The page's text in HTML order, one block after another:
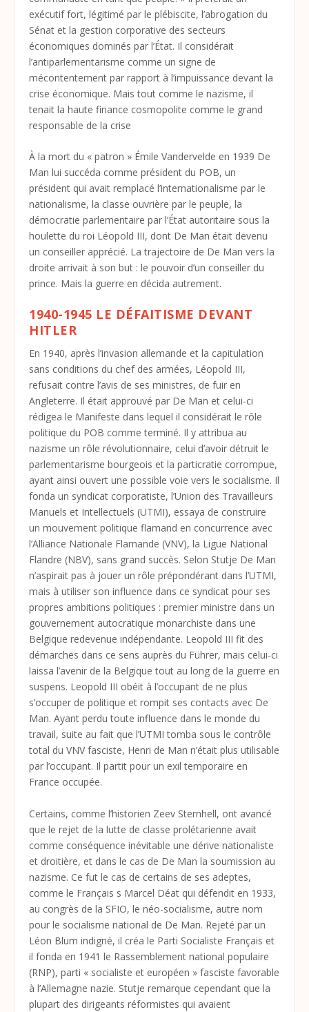
exécutif fort, légitimé par le plébiscite, l’abrogation du
Sénat et la gestion corporative des secteurs
économiques dominés par l’État. Il considérait
l’antiparlementarisme comme un signe de
mécontentement par rapport à l’impuissance devant la
crise économique. Mais tout comme le nazisme, il
tenait la haute finance cosmopolite comme le grand
responsable de la crise
À la mort du « patron » Émile Vandervelde en 1939 De
Man lui succéda comme président du POB, un
président qui avait remplacé l’internationalisme par le
nationalisme, la classe ouvrière par le peuple, la
démocratie parlementaire par l’État autoritaire sous la
houlette du roi Léopold III, dont De Man était devenu
un conseiller apprécié. La trajectoire de De Man vers la
droite arrivait à son but : le pouvoir d’un conseiller du
prince. Mais la guerre en décida autrement.
1940-1945 LE DÉFAITISME DEVANT
HITLER
En 1940, après l’invasion allemande et la capitulation
sans conditions du chef des armées, Léopold III,
refusait contre l’avis de ses ministres, de fuir en
Angleterre. Il était approuvé par De Man et celui-ci
rédigea le Manifeste dans lequel il considérait le rôle
politique du POB comme terminé. Il y attribua au
nazisme un rôle révolutionnaire, celui d’avoir détruit le
parlementarisme bourgeois et la particratie corrompue,
ayant ainsi ouvert une possible voie vers le socialisme. Il
fonda un syndicat corporatiste, l’Union des Travailleurs
Manuels et Intellectuels (UTMI), essaya de construire
un mouvement politique flamand en concurrence avec
l’Alliance Nationale Flamande (VNV), la Ligue National
Flandre (NBV), sans grand succès. Selon Stutje De Man
n’aspirait pas à jouer un rôle prépondérant dans l’UTMI,
mais à utiliser son influence dans ce syndicat pour ses
propres ambitions politiques : premier ministre dans un
gouvernement autocratique monarchiste dans une
Belgique redevenue indépendante. Leopold III fit des
démarches dans ce sens auprès du Führer, mais celui-ci
laissa l’avenir de la Belgique tout au long de la guerre en
suspens. Leopold III obéit à l’occupant de ne plus
s’occuper de politique et rompit ses contacts avec De
Man. Ayant perdu toute influence dans le monde du
travail, suite au fait que l’UTMI tomba sous le contrôle
total du VNV fasciste, Henri de Man n’était plus utilisable
par l’occupant. Il partit pour un exil temporaire en
France occupée.
Certains, comme l’historien Zeev Sternhell, ont avancé
que le rejet de la lutte de classe prolétarienne avait
comme conséquence inévitable une dérive nationaliste
et droitière, et dans le cas de De Man la soumission au
nazisme. Ce fut le cas de certains de ses adeptes,
comme le Français s Marcel Déat qui défendit en 1933,
au congrès de la SFIO, le néo-socialisme, autre nom
pour le socialisme national de De Man. Rejeté par un
Léon Blum indigné, il créa le Parti Socialiste Français et
il fonda en 1941 le Rassemblement national populaire
(RNP), parti « socialiste et européen » fasciste favorable
à l’Allemagne nazie. Stutje remarque cependant que la
plupart des dirigeants réformistes qui avaient